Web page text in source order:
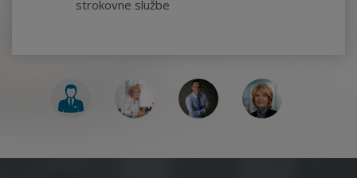
strokovne službe